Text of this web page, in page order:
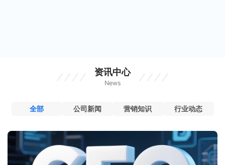
资讯中心
News
全部 公司新闻 营销知识 行业动态